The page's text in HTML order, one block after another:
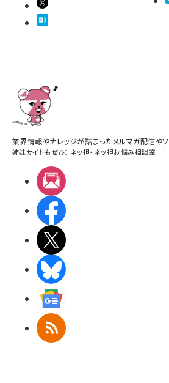
業界情報やナレッジが詰まったメルマガ配信やソ
姉妹サイトもぜひ： ネッ担・ ネッ担お悩み相談室
RSS